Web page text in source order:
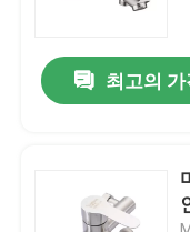
꼭지를 씻는 접시
최고의 가